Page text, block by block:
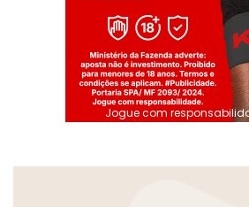
Jogue com